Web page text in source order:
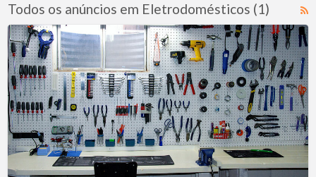
Todos os anúncios em Eletrodomésticos (1)
Jmauro
Eletrônica
em
sua
Casa